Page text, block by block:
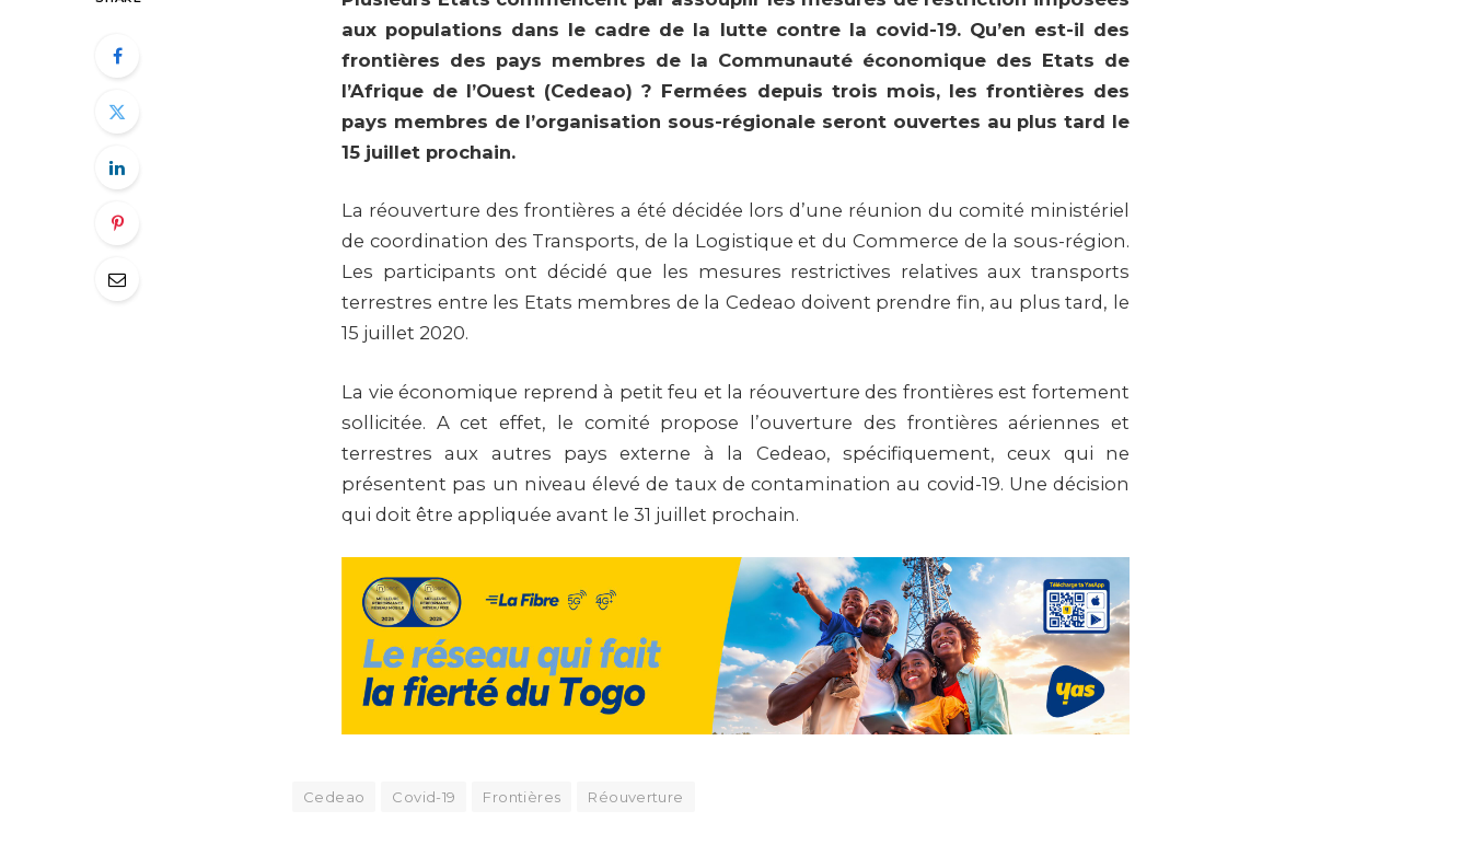
aux populations dans le cadre de la lutte contre la covid-19. Qu’en est-il des
frontières des pays membres de la Communauté économique des Etats de
l’Afrique de l’Ouest (Cedeao) ? Fermées depuis trois mois, les frontières des
pays membres de l’organisation sous-régionale seront ouvertes au plus tard le
15 juillet prochain.
La réouverture des frontières a été décidée lors d’une réunion du comité ministériel
de coordination des Transports, de la Logistique et du Commerce de la sous-région.
Les participants ont décidé que les mesures restrictives relatives aux transports
terrestres entre les Etats membres de la Cedeao doivent prendre fin, au plus tard, le
15 juillet 2020.
La vie économique reprend à petit feu et la réouverture des frontières est fortement
sollicitée. A cet effet, le comité propose l’ouverture des frontières aériennes et
terrestres aux autres pays externe à la Cedeao, spécifiquement, ceux qui ne
présentent pas un niveau élevé de taux de contamination au covid-19. Une décision
qui doit être appliquée avant le 31 juillet prochain.
Cedeao Covid-19 Frontières Réouverture